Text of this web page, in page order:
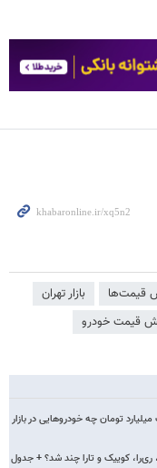
قیمت‌ها
بازار تهران
قیمت خودرو
یک میلیارد تومان چه خودروهایی در بازار
کوییک و تارا چند شد؟ + جدول